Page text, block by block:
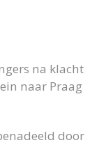
na klacht
naar Praag
door